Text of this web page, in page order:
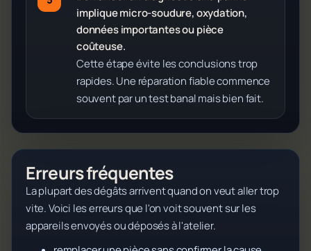
implique micro-soudure, oxydation,
données importantes ou pièce
coûteuse.
Cette étape évite les conclusions trop
rapides. Une réparation fiable commence
souvent par un test banal mais bien fait.
Erreurs fréquentes
La plupart des dégâts arrivent quand on veut aller trop
vite. Voici les erreurs que l'on voit souvent sur les
appareils envoyés ou déposés à l'atelier.